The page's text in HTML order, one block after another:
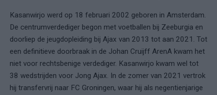
Kasanwirjo werd op 18 februari 2002 geboren in Amsterdam.
De centrumverdediger begon met voetballen bij Zeeburgia en
doorliep de jeugdopleiding bij Ajax van 2013 tot aan 2021. Tot
een definitieve doorbraak in de Johan Cruijff ArenA kwam het
niet voor rechtsbenige verdediger. Kasanwirjo kwam wel tot
38 wedstrijden voor Jong Ajax. In de zomer van 2021 vertrok
hij transfervrij naar FC Groningen, waar hij als negentienjarige